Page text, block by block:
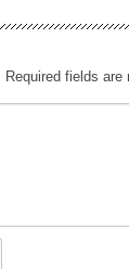
Required fields are